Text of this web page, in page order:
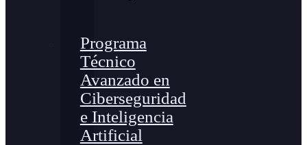
Programa
Técnico
Avanzado en
Ciberseguridad
e Inteligencia
Artificial